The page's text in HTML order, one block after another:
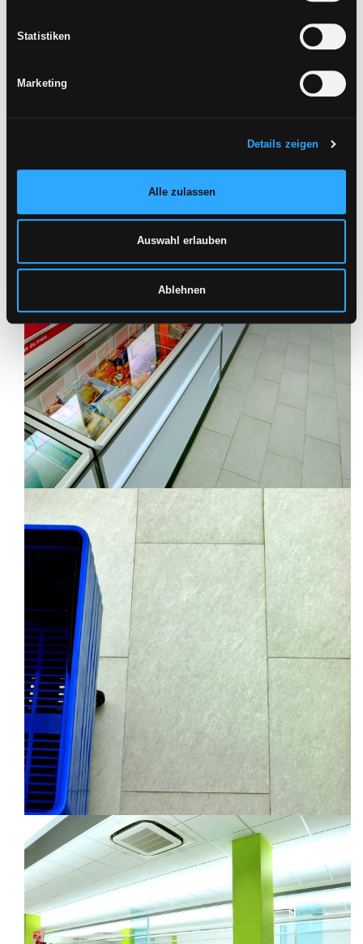
Statistiken
Marketing
Details zeigen
Alle zulassen
Auswahl erlauben
Ablehnen